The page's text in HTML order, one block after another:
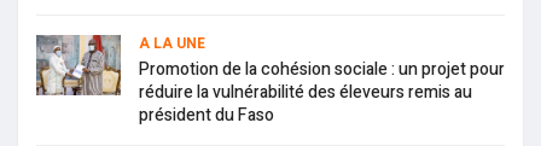
A LA UNE
Promotion de la cohésion sociale : un projet pour
réduire la vulnérabilité des éleveurs remis au
président du Faso